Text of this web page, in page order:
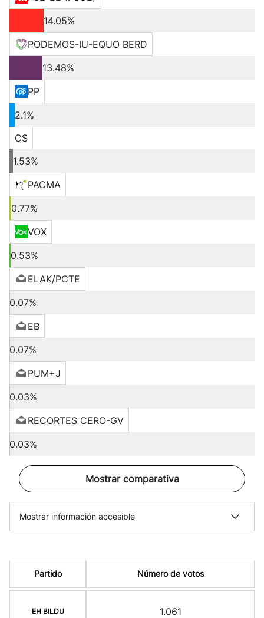
14.05%
PODEMOS-IU-EQUO BERD
13.48%
PP
2.1%
CS
1.53%
PACMA
0.77%
VOX
0.53%
ELAK/PCTE
0.07%
EB
0.07%
PUM+J
0.03%
RECORTES CERO-GV
0.03%
Mostrar comparativa
Mostrar información accesible
Partido
EH BILDU
Número de votos
1.061